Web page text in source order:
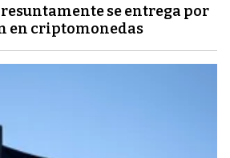
se entrega por
en criptomonedas